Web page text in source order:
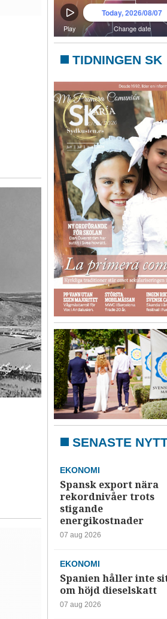
TIDNINGEN SK
SENASTE
EKONOMI
Spansk export nära
rekordnivåer trots
stigande
energikostnader
07 aug 2026
EKONOMI
Spanien håller inte
om höjd dieselskatt
07 aug 2026